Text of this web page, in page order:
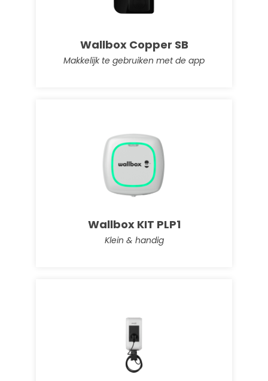
Wallbox Copper SB
Makkelijk te gebruiken met de app
Wallbox KIT PLP1
Klein & handig
Hoge capaciteit
SolarEdge Home Battery 4.6
Lage spanning variant van SolarEdge
SolarEdge Home Battery 10
kWh
Voor het complete SolarEdge systeem